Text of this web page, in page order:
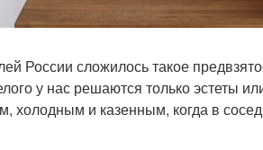
России сложилось такое
у нас решаются только эстеты
холодным и казенным, когда в